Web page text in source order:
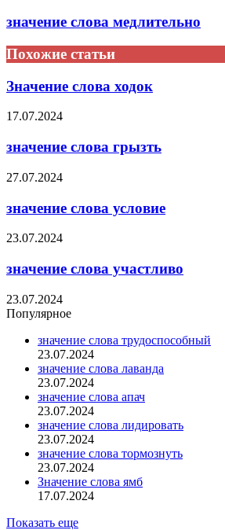
значение слова медлительно
Похожие статьи
Значение слова ходок
17.07.2024
значение слова грызть
27.07.2024
значение слова условие
23.07.2024
значение слова участливо
23.07.2024
Популярное
значение слова трудоспособный
23.07.2024
значение слова лаванда
23.07.2024
значение слова апач
23.07.2024
значение слова лидировать
23.07.2024
значение слова тормознуть
23.07.2024
Значение слова ямб
17.07.2024
Показать еще